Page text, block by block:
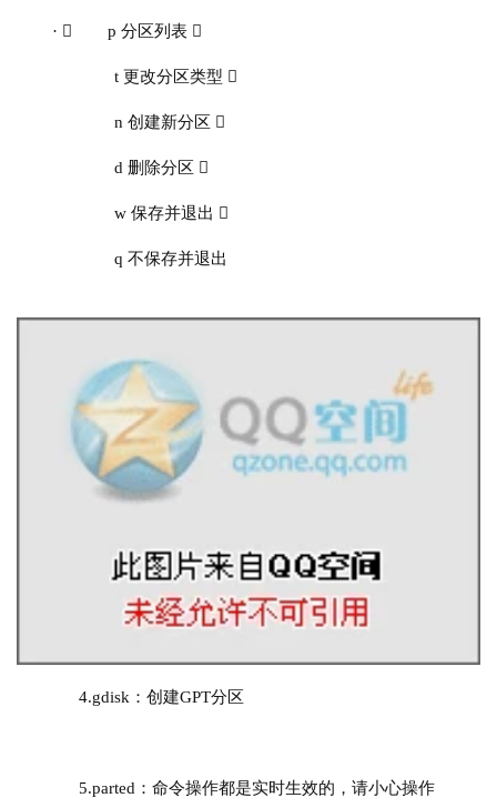
·         p 分区列表 
t 更改分区类型 
n 创建新分区 
d 删除分区 
w 保存并退出 
q 不保存并退出
4.gdisk：创建GPT分区
5.parted ：命令操作都是实时生效的，请小心操作